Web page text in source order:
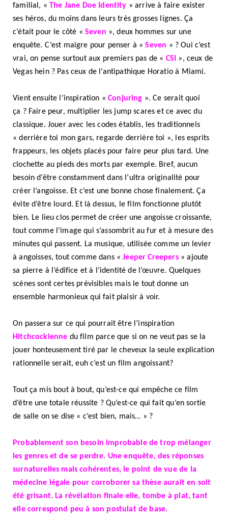
familial, «The Jane Doe Identity » arrive à faire exister
ses héros, du moins dans leurs très grosses lignes. Ça
c’était pour le côté « Seven », deux hommes sur une
enquête. C’est maigre pour penser à «Seven » ? Oui c’est
vrai, on pense surtout aux premiers pas de « CSI », ceux de
Vegas hein ? Pas ceux de l’antipathique Horatio à Miami.
Vient ensuite l’inspiration «Conjuring ». Ce serait quoi
ça ? Faire peur, multiplier les jump scares et ce avec du
classique. Jouer avec les codes établis, les traditionnels
« derrière toi mon gars, regarde derrière toi », les esprits
frappeurs, les objets placés pour faire peur plus tard. Une
clochette au pieds des morts par exemple. Bref, aucun
besoin d’être constamment dans l’ultra originalité pour
créer l’angoisse. Et c’est une bonne chose finalement. Ça
évite d’être lourd. Et là dessus, le film fonctionne plutôt
bien. Le lieu clos permet de créer une angoisse croissante,
tout comme l’image qui s’assombrit au fur et à mesure des
minutes qui passent. La musique, utilisée comme un levier
à angoisses, tout comme dans «Jeeper Creepers» ajoute
sa pierre à l’édifice et à l’identité de l’œuvre. Quelques
scènes sont certes prévisibles mais le tout donne un
ensemble harmonieux qui fait plaisir à voir.
On passera sur ce qui pourrait être l’inspiration
Hitchcockienne du film parce que si on ne veut pas se la
jouer honteusement tiré par le cheveux la seule explication
rationnelle serait, euh c’est un film angoissant?
Tout ça mis bout à bout, qu’est-ce qui empêche ce film
d’être une totale réussite ? Qu’est-ce qui fait qu’en sortie
de salle on se dise « c’est bien, mais… » ?
Probablement son besoin improbable de trop mélanger
les genres et de se perdre. Une enquête, des réponses
surnaturelles mais cohérentes, le point de vue de la
médecine légale pour corroborer sa thèse aurait en soit
été grisant. La révélation finale elle, tombe à plat, tant
elle correspond peu à son postulat de base.